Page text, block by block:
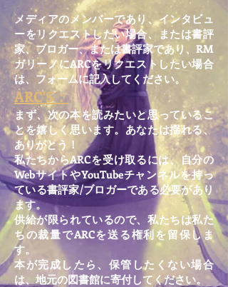
メディアのメンバーであり、インタビュ
ーをリクエストしたい場合、または書評
家、ブロガー、または書評家であり、RM
ガリーノにARCをリクエストしたい場合
は、フォームに記入してください。
ARC'S：
まず、次の本を読みたいと思っているこ
とを嬉しく思います。あなたは揺れる、
ありがとう！
私たちからARCを受け取るには、自分の
WebサイトやYouTubeチャンネルを持っ
ている書評家/ブロガーである必要があり
ます。
供給が限られているので、私たちは私た
ちの裁量でARCを送る権利を留保しま
す。
本が完成し たら 、保管したくない場合
は、地元の図書館に寄付してください。